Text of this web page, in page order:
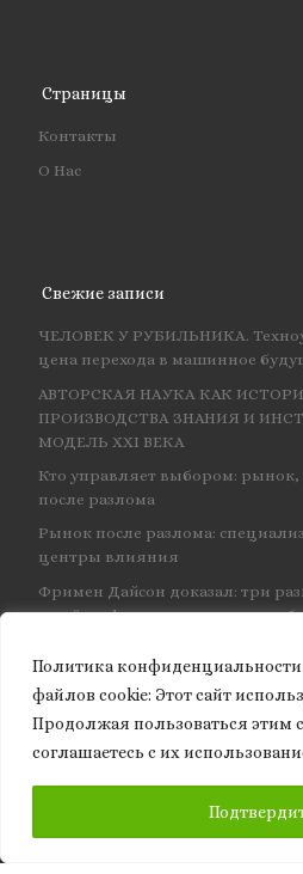
Политика
файлов сookie: Этот сайт
Продолжая пользоваться этим
соглашаетесь с их
Страницы
Контакты
О Нас
Свежие записи
ЧЕЛОВЕК У РУБИЛЬНИКА.
цена перехода в машинное
АВТОРСКАЯ НАУКА КАК
ПРОИЗВОДСТВА ЗНАНИЯ И
МОДЕЛЬ XXI ВЕКА
Кто управляет выбором: рынок,
после разлома
Рынок после разлома:
центры влияния
Фримен Дайсон доказал: три
и той же физике — и навсегда
© 2026Granite of science–